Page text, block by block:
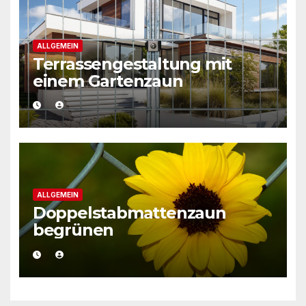
ALLGEMEIN
Terrassengestaltung mit
einem Gartenzaun
ALLGEMEIN
Doppelstabmattenzaun
begrünen